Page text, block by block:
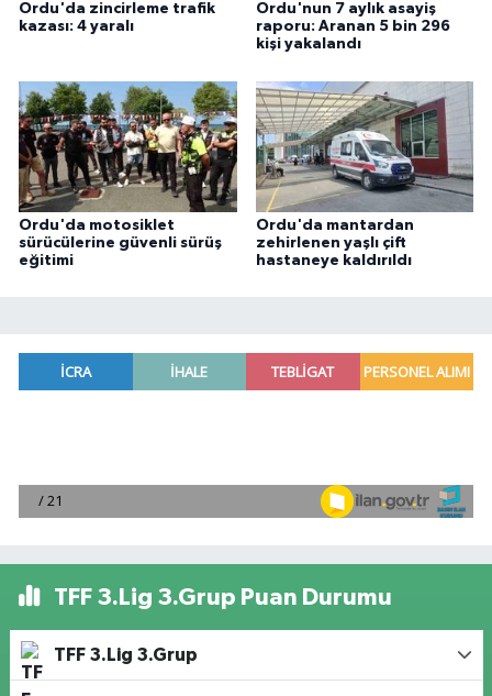
Ordu'da zincirleme trafik
kazası: 4 yaralı
Ordu'nun 7 aylık asayiş
raporu: Aranan 5 bin 296
kişi yakalandı
Ordu'da motosiklet
sürücülerine güvenli sürüş
eğitimi
Ordu'da mantardan
zehirlenen yaşlı çift
hastaneye kaldırıldı
TFF 3.Lig 3.Grup Puan Durumu
TFF 3.Lig 3.Grup